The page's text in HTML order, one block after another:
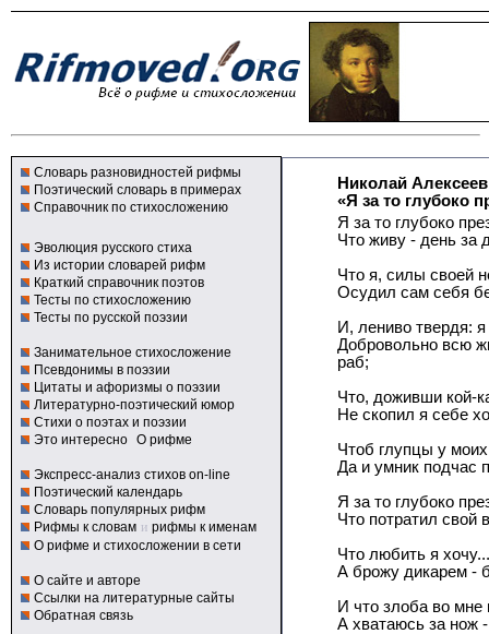
Словарь разновидностей рифмы
Поэтический словарь в примерах
Справочник по стихосложению
Эволюция русского стиха
Из истории словарей рифм
Краткий справочник поэтов
Тесты по стихосложению
Тесты по русской поэзии
Занимательное стихосложение
Псевдонимы в поэзии
Цитаты и афоризмы о поэзии
Литературно-поэтический юмор
Стихи о поэтах и поэзии
Это интересно О рифме
Экспресс-анализ стихов on-line
Поэтический календарь
Словарь популярных рифм
Рифмы к словам и рифмы к именам
О рифме и стихосложении в сети
О сайте и авторе
Ссылки на литературные сайты
Обратная связь
Николай
«Я за то глубоко
Я за то глубоко
Что живу - день за
Что я, силы своей
Осудил сам себя
И, лениво твердя:
Добровольно всю
раб;
Что, доживши кой-
Не скопил я себе
Чтоб глупцы у
Да и умник подчас
Я за то глубоко
Что потратил свой
Что любить я
А брожу дикарем -
И что злоба во мне
А хватаюсь за нож